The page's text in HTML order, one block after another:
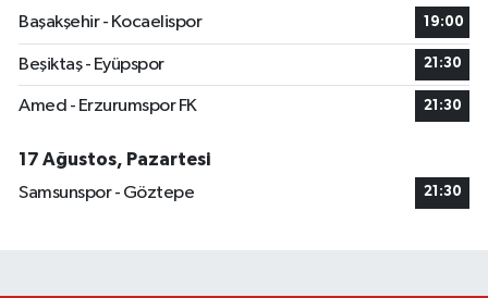
Başakşehir - Kocaelispor
19:00
Beşiktaş - Eyüpspor 21:30
Amed - Erzurumspor FK 21:30
17 Ağustos, Pazartesi
Samsunspor - Göztepe
21:30